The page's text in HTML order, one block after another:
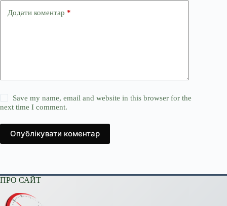
Додати коментар *
Save my name, email and website in this browser for the
next time I comment.
Опублікувати коментар
ПРО САЙТ